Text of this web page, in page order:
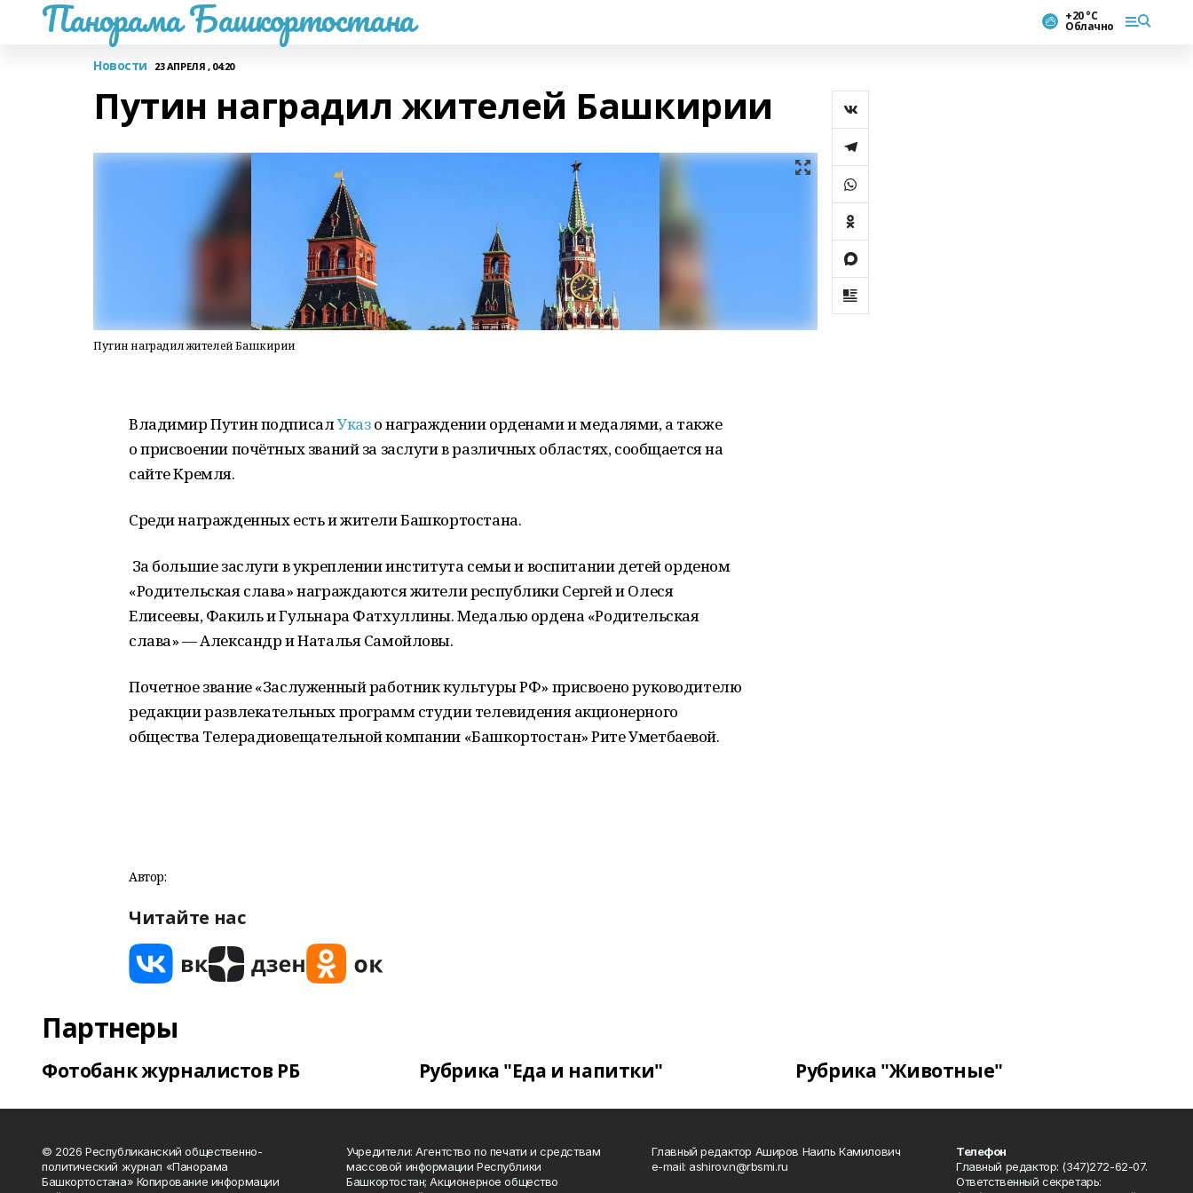
Панорама Башкортостана +20 °С
Облачно
Новости 23 АПРЕЛЯ , 04:20
Путин наградил жителей Башкирии
Путин наградил жителей Башкирии
Владимир Путин подписалУказо награждении орденами и медалями, а также
о присвоении почётных званий за заслуги в различных областях, сообщается на
сайте Кремля.
Среди награжденных есть и жители Башкортостана.
За большие заслуги в укреплении института семьи и воспитании детей орденом
«Родительская слава» награждаются жители республики Сергей и Олеся
Елисеевы, Факиль и Гульнара Фатхуллины. Медалью ордена «Родительская
слава» — Александр и Наталья Самойловы.
Почетное звание «Заслуженный работник культуры РФ» присвоено руководителю
редакции развлекательных программ студии телевидения акционерного
общества Телерадиовещательной компании «Башкортостан» Рите Уметбаевой.
Автор:
Читайте нас
Партнеры
Фотобанк журналистов РБ Рубрика "Еда и напитки" Рубрика "Животные"
© 2026 Республиканский общественно-
политический журнал «Панорама
Башкортостана» Копирование информации
Учредители: Агентство по печати и средствам
массовой информации Республики
Башкортостан; Акционерное общество
Главный редактор Аширов Наиль Камилович
e-mail: ashirov.n@rbsmi.ru
Телефон
Главный редактор: (347)272-62-07.
Ответственный секретарь: